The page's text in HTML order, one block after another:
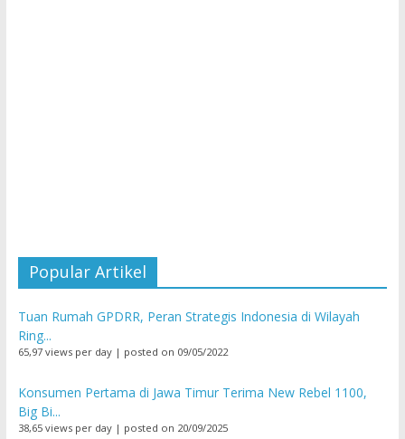
Popular Artikel
Tuan Rumah GPDRR, Peran Strategis Indonesia di Wilayah
Ring...
65,97 views per day| posted on 09/05/2022
Konsumen Pertama di Jawa Timur Terima New Rebel 1100,
Big Bi...
38,65 views per day| posted on 20/09/2025